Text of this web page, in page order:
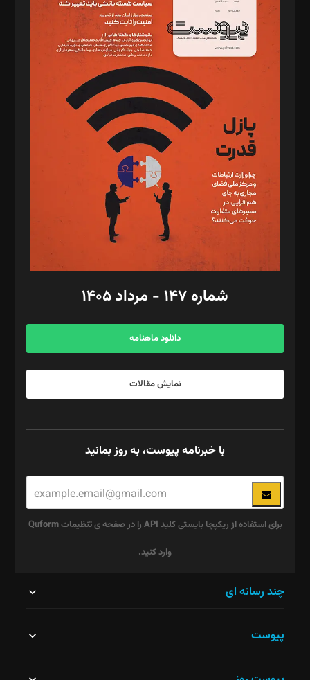
د‌بیر ناداستان: سمانه سمیع
د‌بیر خدمت و تجارت: ابوالفضل رجبی
د‌بیر حقوق فناوری: حسام‌الدین ایپکچی
د‌بیر پیوست جهان: مینا پاکدل
د‌بیر تحریریه آنلاین: بابک نقاش
تحریریه‌: مجتبی محمود‌ی، آرش برهمند، یسنا امان‌پور، سروش کرمیان،
مصطفی مسجدی آرانی، ابوالفضل رجبی، زهرا فکرانه، فائزه فتحی
رستمی،مصطفی باستان
ویرایش: نگار استاد‌‌آقا
طراح یونیفرم: مجید توکلی
فیلمبرداری و عکاسی: امیر شفیعی، مانی لطفی زاده
گرافیک و صفحه‌آرایی: سید‌سبحان‌علی ثابت
مد‌یر توسعه تجاری: کامبیز برید‌
امور مالی: شاپور رهبری، محمد‌ کاظمی‌نیا
آگهی و مشترکین: ۰۹۱۹۹۹۹۰۴۵۴
شماره ۱۴۷ - مرداد ۱۴۰۵
دانلود ماهنامه
نمایش مقالات
با خبرنامه پیوست، به روز بمانید
برای استفاده از ریکپچا بایستی کلید API را در صفحه ی تنظیمات Quform
وارد کنید.
نباید
چند رسانه ای
پیوست